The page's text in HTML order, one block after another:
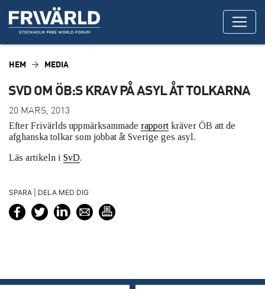
HEM MEDIA
SVD OM ÖB:S KRAV PÅ ASYL ÅT TOLKARNA
20 MARS, 2013
Efter Frivärlds uppmärksammade rapport kräver ÖB att de
afghanska tolkar som jobbat åt Sverige ges asyl.
Läs artikeln i SvD.
SPARA | DELA MED DIG